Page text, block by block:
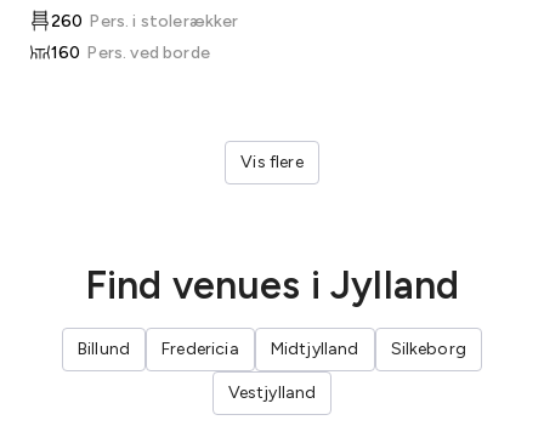
260 Pers. i stolerækker
160 Pers. ved borde
Vis flere
Find venues i Jylland
Billund Fredericia Midtjylland Silkeborg
Vestjylland